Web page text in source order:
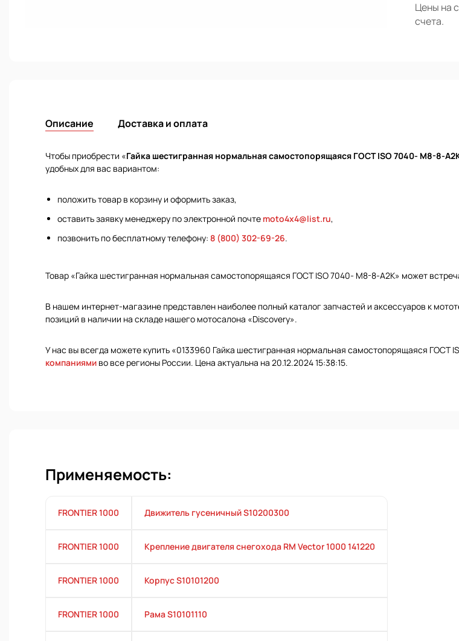
Цены на
счета.
Описание Доставка и оплата
Чтобы приобрести «Гайка шестигранная нормальная самостопорящаяся ГОСТ ISO 7040- M8-8-
удобных для вас вариантом:
положить товар в корзину и оформить заказ,
оставить заявку менеджеру по электронной почте moto4x4@list.ru,
позвонить по бесплатному телефону: 8 (800) 302-69-26.
Товар «Гайка шестигранная нормальная самостопорящаяся ГОСТ ISO 7040- M8-8-А2К» может
В нашем интернет-магазине представлен наиболее полный каталог запчастей и аксессуаров к
позиций в наличии на складе нашего мотосалона «Discovery».
У нас вы всегда можете купить «0133960 Гайка шестигранная нормальная самостопорящаяся ГОСТ
компаниями во все регионы России. Цена актуальна на 20.12.2024 15:38:15.
Применяемость:
FRONTIER 1000 Движитель гусеничный S10200300
FRONTIER 1000 Крепление двигателя снегохода RM Vector 1000 141220
FRONTIER 1000 Корпус S10101200
FRONTIER 1000 Рама S10101110